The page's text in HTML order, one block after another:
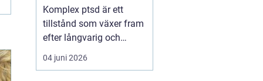
Komplex ptsd är ett
tillstånd som växer fram
efter långvarig och
upprepad utsatthet, ofta
i relationer som skulle
04 juni 2026